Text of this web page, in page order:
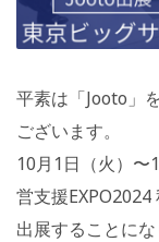
平素は「Jooto」
ございます。
10月1日（火）〜
営支援
出展することにな